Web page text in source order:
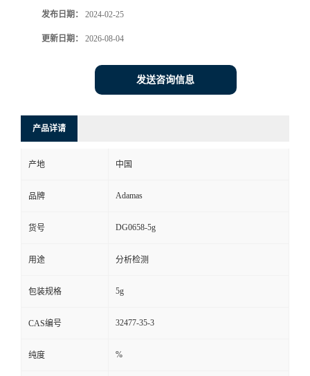
发布日期： 2024-02-25
更新日期： 2026-08-04
发送咨询信息
产品详请
产地 中国
品牌 Adamas
货号 DG0658-5g
用途 分析检测
包装规格 5g
CAS编号 32477-35-3
纯度 %